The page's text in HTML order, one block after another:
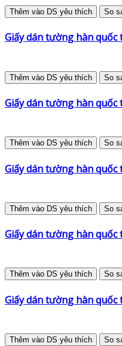
Thêm vào DS yêu thích So
Giấy dán tường hàn quốc
Thêm vào DS yêu thích So
Giấy dán tường hàn quốc
Thêm vào DS yêu thích So
Giấy dán tường hàn quốc
Thêm vào DS yêu thích So
Giấy dán tường hàn quốc
Thêm vào DS yêu thích So
Giấy dán tường hàn quốc
Thêm vào DS yêu thích So